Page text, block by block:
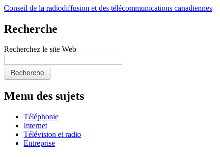
Conseil de la radiodiffusion et des télécommunications canadiennes
Recherche
Recherchez le site Web
Recherche
Menu des sujets
Téléphonie
Internet
Télévision et radio
Entreprise